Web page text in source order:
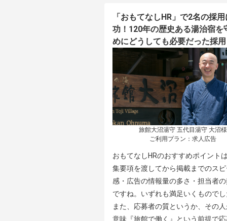
「おもてなしHR」で2名の採
功！120年の歴史ある湯治宿を
めにどうしても必要だった採用
旅館大沼湯守 五代目湯守 大沼様
ご利用プラン：求人広告
おもてなしHRのおすすめポイント
集要項を渡してから掲載までのス
感・広告の情報量の多さ・担当者
ですね。いずれも満足いくもので
また、応募者の質というか、その
意味『旅館で働く』という前提で